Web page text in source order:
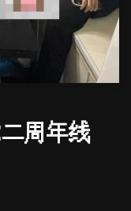
周年线